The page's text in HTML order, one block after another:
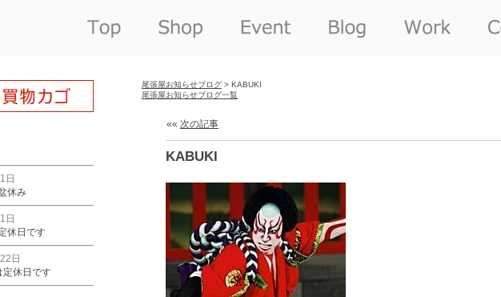
日
休み
日
休日です
日
定休日です
尾張屋お知らせブログ > KABUKI
尾張屋お知らせブログ一覧
«« 次の記事
KABUKI